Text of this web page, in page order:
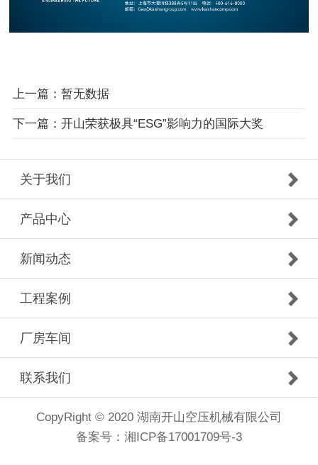
上一篇：暂无数据
下一篇：开山荣获极具“ESG”影响力的国际大奖
关于我们
产品中心
新闻动态
工程案例
厂房车间
联系我们
CopyRight © 2020 湖南开山空压机械有限公司
备案号： 湘ICP备17001709号-3